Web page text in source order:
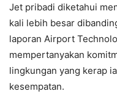
Jet pribadi diketahui
kali lebih besar
laporan Airport
mempertanyakan
lingkungan yang kerap
kesempatan.